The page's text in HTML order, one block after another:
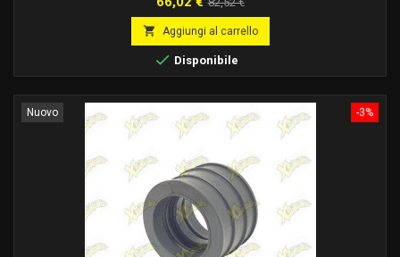
base
 Aggiungi al carrello
 Disponibile
-3%
Nuovo